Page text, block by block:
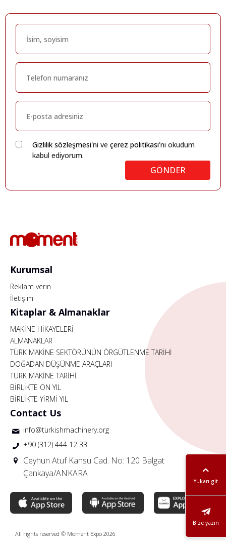
Gizlilik sözleşmesi'ni ve çerez politikası'nı okudum
kabul ediyorum.
GÖNDER
Yukarı git
Bize yazın
Kurumsal
Reklam verin
İletişim
Kitaplar & Almanaklar
MAKİNE HİKAYELERİ
ALMANAKLAR
TÜRK MAKİNE SEKTÖRÜNÜN ÖRGÜTLENME TARİHİ
DOĞADAN DÜŞÜNME ARAÇLARI
TÜRK MAKİNE TARİHİ
BİRLİKTE ON YIL
BİRLİKTE YİRMİ YIL
Contact Us
info@turkishmachinery.org
+90 (312) 444 12 33
Ceyhun Atuf Kansu Cad. No: 120 Balgat
Çankaya/ANKARA
All rights reserved © Moment Expo 2026